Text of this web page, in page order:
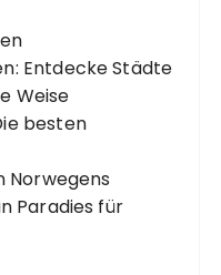
Entdecke Städte
Weise
besten
Norwegens
Paradies für